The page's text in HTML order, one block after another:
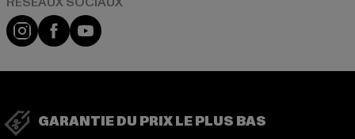
Visit our Instagram page:
Visit our Facebook page:
Visit our YouTube channel:
GARANTIE DU PRIX LE PLUS BAS